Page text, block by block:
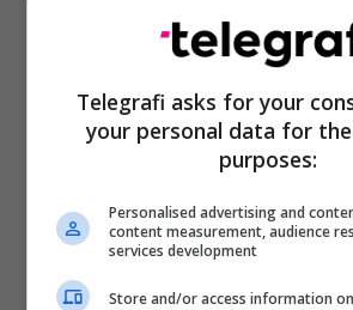
Telegrafi asks for your
your personal data for
purposes:
Personalised advertising and
content measurement, audience
services development
Store and/or access information